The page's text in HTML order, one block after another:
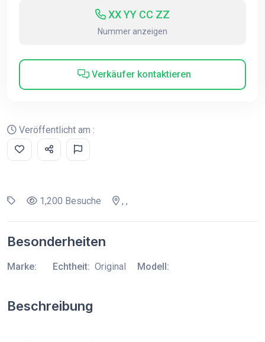
XX YY CC ZZ
Nummer anzeigen
Verkäufer kontaktieren
Veröffentlicht am :
1,200 Besuche , ,
Besonderheiten
Marke: Echtheit: Original Modell:
Beschreibung